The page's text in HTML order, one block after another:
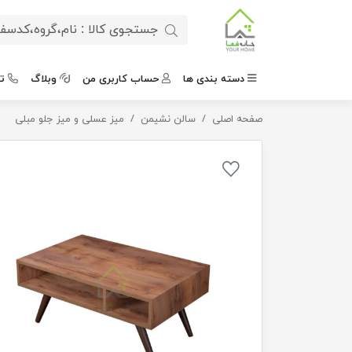
دسته بندی ها حساب کاربری من وبلاگ
صفحه اصلی سالن نشیمن میز عسلی و میز جلو مبلی میز جلو مبلی چوبی